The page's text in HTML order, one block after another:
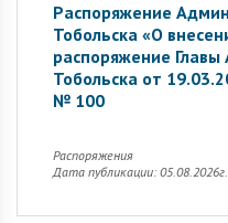
Распоряжение
Тобольска «О
распоряжение
Тобольска от
№ 100
Распоряжения
Дата публикации: 05.08.2026г.